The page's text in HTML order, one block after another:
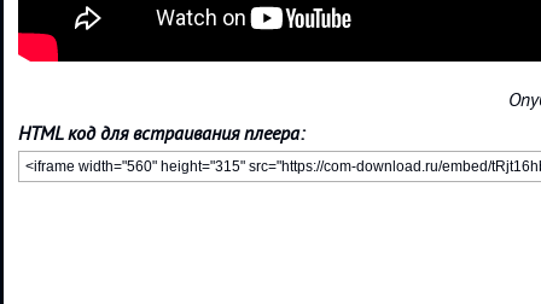
HTML код для встраивания плеера: